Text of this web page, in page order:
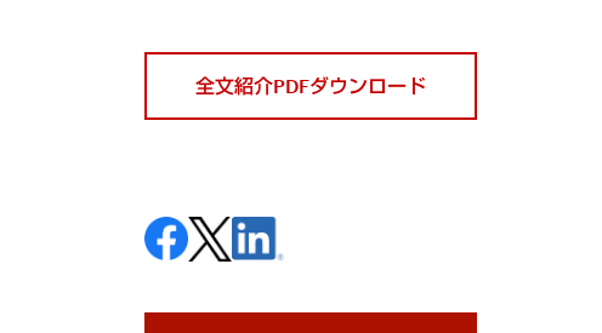
全文紹介PDFダウンロード